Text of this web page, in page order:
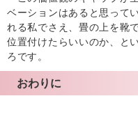
ベーションはあると思って
れる私でさえ、畳の上を靴
位置付けたらいいのか、と
ろです。
おわりに